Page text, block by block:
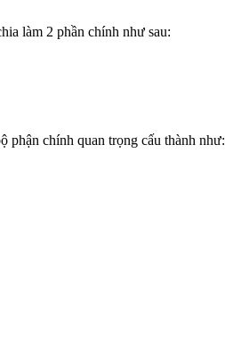
làm 2 phần chính như sau:
phận chính quan trọng cấu thành như: